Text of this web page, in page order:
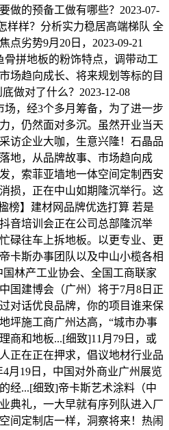
做的预备工做有哪些？2023-07-
样样？分析实力稳居高端梯队 全
点劣势9月20日，2023-09-21
骨拼地板的粉饰特点，调带动工
场趋向成长、将来规划等标的目
做对了什么？2023-12-08
场，经3个多月筹备，为了进一步
，仍然面对多沉。虽然开业当天
访企业大咖，生意兴隆！石晶品
地，从品牌故事、市场趋向成
，索菲亚墙地一体空间定制西安
损，正在中山如期隆沉举行。这
榜】建材网品牌优选打算 若是
音培训会正在公司总部隆沉举
碌往车上拆地板。以更专业、更
卡斯办事团队以及中山小榄各相
林产工业协会、全国工商联家
国建博会（广州）将于7月8日正
对话优良品牌，你的项目谁来保
坪施工商广州达高，“城市办事
商和地板...[细致]11月79日，或
正在正在押求，倡议地材行业品
月19日，中国对外商业广州展览
经...[细致]帝卡斯艺术涂料（中
典礼，一大早就有序列队进入厂
间定制店一样，洞察将来！热闹